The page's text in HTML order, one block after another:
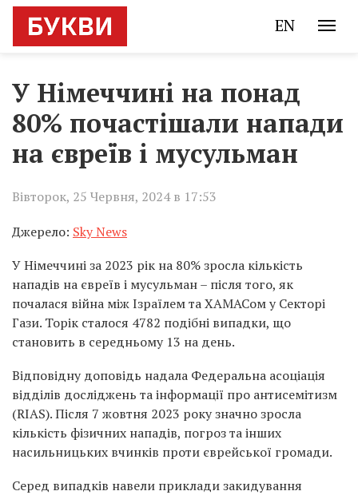
EN
У Німеччині на понад
80% почастішали напади
на євреїв і мусульман
Вівторок, 25 Червня, 2024 в 17:53
Джерело: Sky News
У Німеччині за 2023 рік на 80% зросла кількість
нападів на євреїв і мусульман – після того, як
почалася війна між Ізраїлем та ХАМАСом у Секторі
Гази. Торік сталося 4782 подібні випадки, що
становить в середньому 13 на день.
Відповідну доповідь надала Федеральна асоціація
відділів досліджень та інформації про антисемітизм
(RIAS). Після 7 жовтня 2023 року значно зросла
кількість фізичних нападів, погроз та інших
насильницьких вчинків проти єврейської громади.
Серед випадків навели приклади закидування